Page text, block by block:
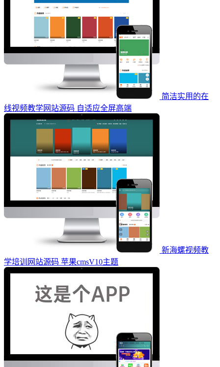
简洁实用的在
线视频教学网站源码 自适应全屏高端
新海螺视频教
学培训网站源码 苹果cmsV10主题